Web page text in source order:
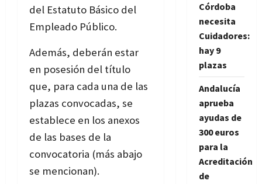
del Estatuto Básico del
Empleado Público.
Además, deberán estar
en posesión del título
que, para cada una de las
plazas convocadas, se
establece en los anexos
de las bases de la
convocatoria (más abajo
se mencionan).
Córdoba
necesita
Cuidadores:
hay 9
plazas
Andalucía
aprueba
ayudas de
300 euros
para la
Acreditación
de